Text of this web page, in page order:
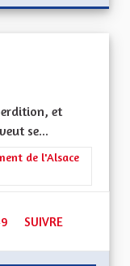
et
se...
Culture, l'Education et
de l'Alsace
49 ABONNÉS
SUIVRE